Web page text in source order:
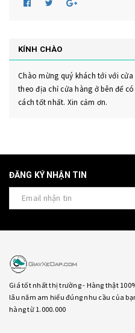
KÍNH CHÀO
Chào mừng quý khách tới với
theo địa chỉ cửa hàng ở bên để
cách tốt nhất. Xin cảm ơn.
ĐĂNG KÝ NHẬN TIN
Giá tốt nhất thị trường - Hàng thật
lâu năm am hiểu đúng nhu cầu của
hàng từ 1.000.000